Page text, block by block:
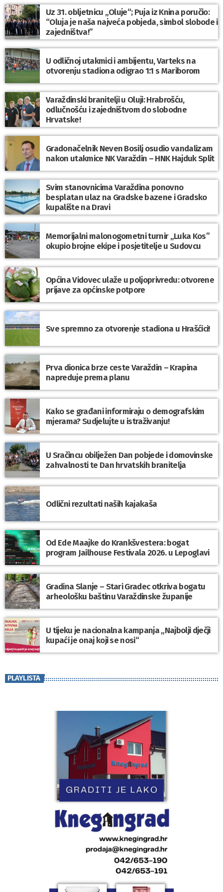
Uz 31. obljetnicu „Oluje“; Puja iz Knina poručio:
“Oluja je naša najveća pobjeda, simbol slobode i
zajedništva!”
U odličnoj utakmici i ambijentu, Varteks na
otvorenju stadiona odigrao 1:1 s Mariborom
Varaždinski branitelji u Oluji: Hrabrošću,
odlučnošću i zajedništvom do slobodne
Hrvatske!
Gradonačelnik Neven Bosilj osudio vandalizam
nakon utakmice NK Varaždin – HNK Hajduk Split
Svim stanovnicima Varaždina ponovno
besplatan ulaz na Gradske bazene i Gradsko
kupalište na Dravi
Memorijalni malonogometni turnir „Luka Kos”
okupio brojne ekipe i posjetitelje u Sudovcu
Općina Vidovec ulaže u poljoprivredu: otvorene
prijave za općinske potpore
Sve spremno za otvorenje stadiona u Hrašćici!
Prva dionica brze ceste Varaždin – Krapina
napreduje prema planu
Kako se građani informiraju o demografskim
mjerama? Sudjelujte u istraživanju!
U Sračincu obilježen Dan pobjede i domovinske
zahvalnosti te Dan hrvatskih branitelja
Odlični rezultati naših kajakaša
Od Ede Maajke do Krankšvestera: bogat
program Jailhouse Festivala 2026. u Lepoglavi
Gradina Slanje – Stari Gradec otkriva bogatu
arheološku baštinu Varaždinske županije
U tijeku je nacionalna kampanja „Najbolji dječji
kupaći je onaj koji se nosi“
PLAYLISTA